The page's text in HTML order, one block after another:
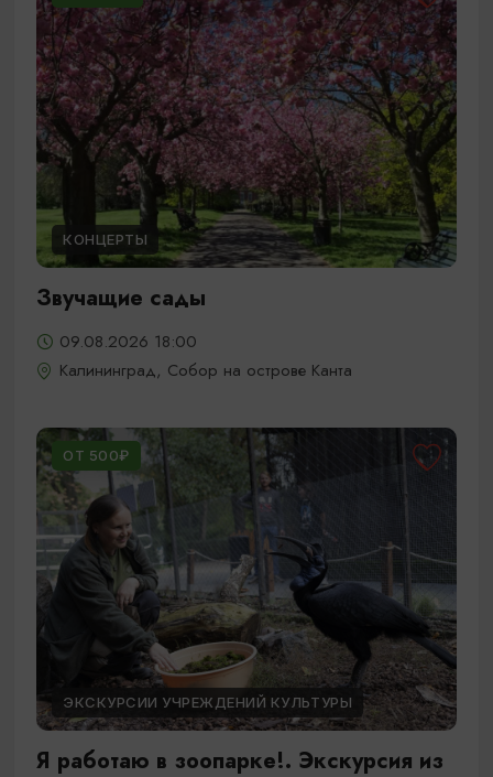
КОНЦЕРТЫ
Звучащие сады
09.08.2026 18:00
Калининград, Собор на острове Канта
ОТ 500₽
ЭКСКУРСИИ УЧРЕЖДЕНИЙ КУЛЬТУРЫ
Я работаю в зоопарке!. Экскурсия из